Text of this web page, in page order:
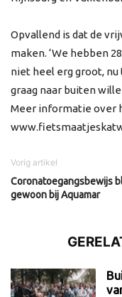
Opvallend is dat de
maken. ‘We hebben
niet heel erg groot, nu
graag naar buiten
Meer informatie over
Vorig artikel
Coronatoegangsbewijs
gewoon bij Aquamar